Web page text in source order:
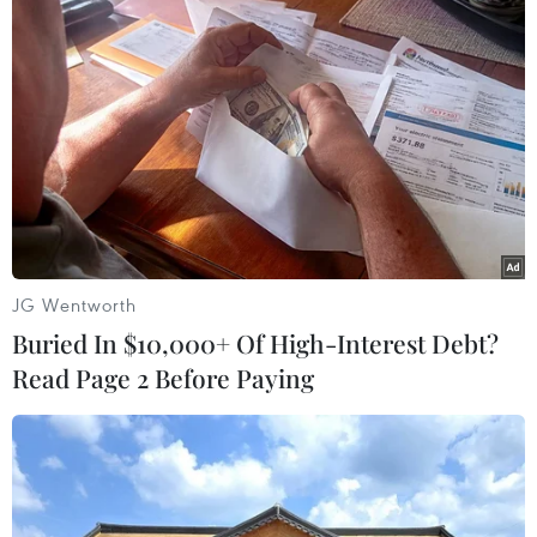
Đội tuyển Quốc gia Việt Nam và câu
chuyện về niềm tin, khát vọng
17/12/2018 03:02
Câu chuyện của đội tuyển bóng đá nam quốc gia Việt
Nam - nhà vô địch AFF Suzuki Cup 2018 - như thổi thêm
sức mạnh, tiếp thêm lửa cho tinh thần dân tộc, cho khát
vọng vươn lên mạnh mẽ.
JG Wentworth
Buried In $10,000+ Of High-Interest Debt?
Read Page 2 Before Paying